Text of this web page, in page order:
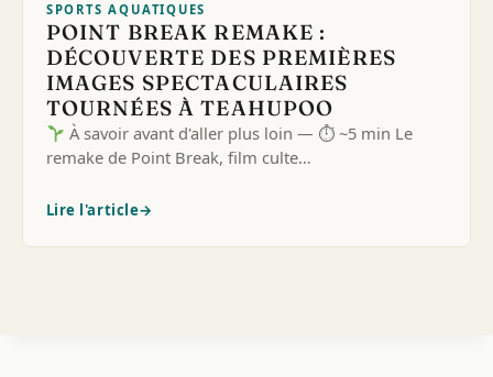
SPORTS AQUATIQUES
POINT BREAK REMAKE :
DÉCOUVERTE DES PREMIÈRES
IMAGES SPECTACULAIRES
TOURNÉES À TEAHUPOO
À savoir avant d'aller plus loin — ⏱ ~5 min Le
remake de Point Break, film culte…
Lire l'article→